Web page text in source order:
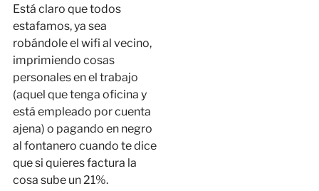
Está claro que todos
estafamos, ya sea
robándole el wifi al vecino,
imprimiendo cosas
personales en el trabajo
(aquel que tenga oficina y
está empleado por cuenta
ajena) o pagando en negro
al fontanero cuando te dice
que si quieres factura la
cosa sube un 21%.